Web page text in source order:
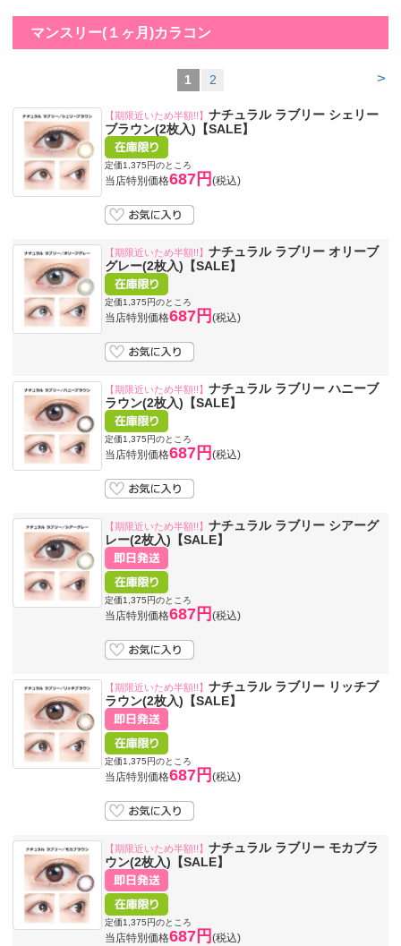
マンスリー(１ヶ月)カラコン
>
1 2
【期限近いため半額!!】 ナチュラル ラブリー シェリー
ブラウン(2枚入)【SALE】
定価1,375円のところ
当店特別価格687円 (税込)
【期限近いため半額!!】 ナチュラル ラブリー オリーブ
グレー(2枚入)【SALE】
定価1,375円のところ
当店特別価格687円 (税込)
【期限近いため半額!!】 ナチュラル ラブリー ハニーブ
ラウン(2枚入)【SALE】
定価1,375円のところ
当店特別価格687円 (税込)
【期限近いため半額!!】 ナチュラル ラブリー シアーグ
レー(2枚入)【SALE】
定価1,375円のところ
当店特別価格687円 (税込)
【期限近いため半額!!】 ナチュラル ラブリー リッチブ
ラウン(2枚入)【SALE】
定価1,375円のところ
当店特別価格687円 (税込)
【期限近いため半額!!】 ナチュラル ラブリー モカブラ
ウン(2枚入)【SALE】
定価1,375円のところ
当店特別価格687円 (税込)